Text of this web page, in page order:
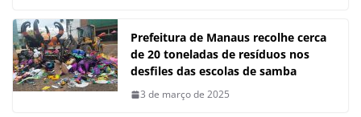
Prefeitura de Manaus recolhe cerca
de 20 toneladas de resíduos nos
desfiles das escolas de samba
3 de março de 2025